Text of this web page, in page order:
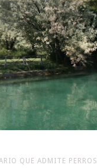
QUE ADMITE PERROS